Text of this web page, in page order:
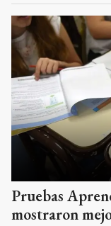
Pruebas
mostraron